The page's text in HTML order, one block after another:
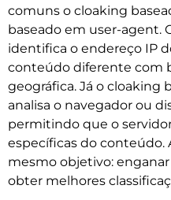
comuns o cloaking
baseado em user-agent.
identifica o endereço IP
conteúdo diferente com
geográfica. Já o cloaking
analisa o navegador ou
permitindo que o
específicas do conteúdo.
mesmo objetivo:
obter melhores